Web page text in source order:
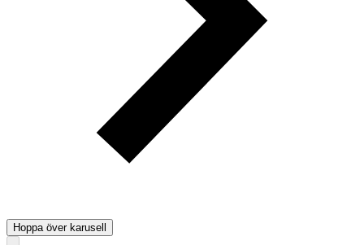
Hoppa över karusell